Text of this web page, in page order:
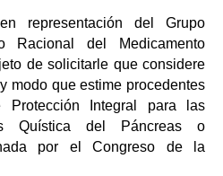
representación del Grupo
Racional del Medicamento
de solicitarle que considere
modo que estime procedentes
Protección Integral para las
Quística del Páncreas o
por el Congreso de la